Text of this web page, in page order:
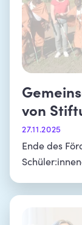
von
27.11.2025
Ende des